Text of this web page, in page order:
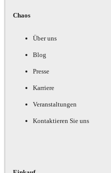
Chaos
Über uns
Blog
Presse
Karriere
Veranstaltungen
Kontaktieren Sie uns